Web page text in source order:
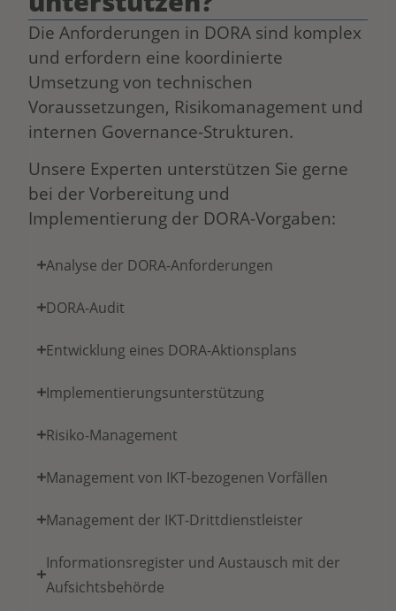
Die Anforderungen in DORA sind komplex
und erfordern eine koordinierte
Umsetzung von technischen
Voraussetzungen, Risikomanagement und
internen Governance-Strukturen.
Unsere Experten unterstützen Sie gerne
bei der Vorbereitung und
Implementierung der DORA-Vorgaben:
Analyse der DORA-Anforderungen
DORA-Audit
Entwicklung eines DORA-Aktionsplans
Implementierungsunterstützung
Risiko-Management
Management von IKT-bezogenen Vorfällen
Management der IKT-Drittdienstleister
Informationsregister und Austausch mit der
Aufsichtsbehörde